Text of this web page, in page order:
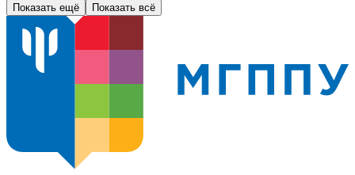
Показать ещё Показать всё